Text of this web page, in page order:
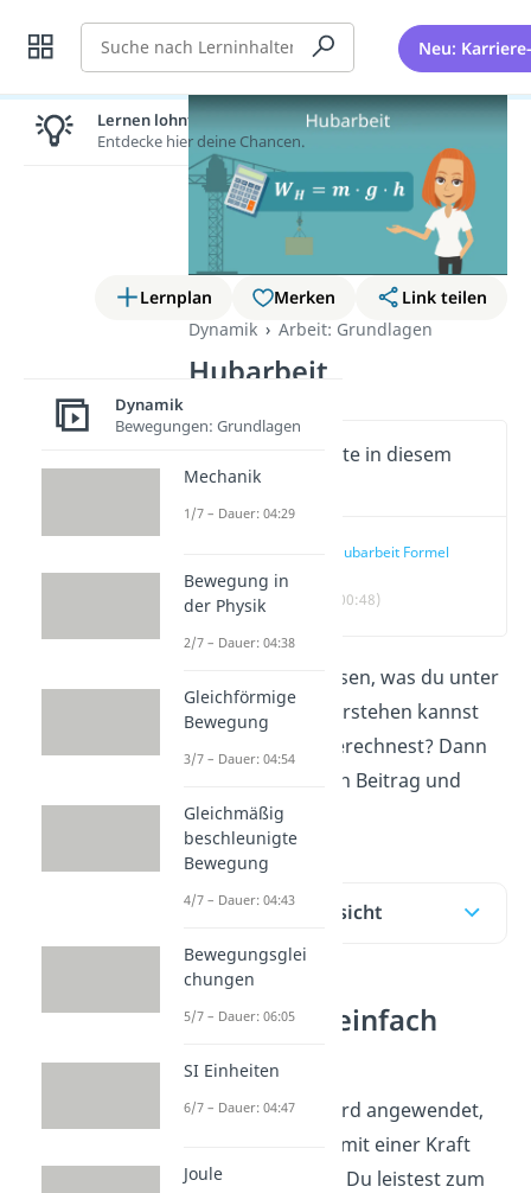
Suche Neu:
Lernplan Merken
Link teilen
Dynamik
Arbeit: Grundlagen
Hubarbeit
Wichtige Inhalte in diesem
Video
Hubarbeit Formel
(00:48)
Du möchtest wissen, was du unter
derHubarbeit
verstehen kannst
und wie du sie berechnest? Dann
schau dir unseren Beitrag und
unserVideo
Inhaltsübersicht
Hubarbeit einfach
DieHubarbeit
wird angewendet,
wenn ein Objekt mit einer Kraft
angehoben
wird. Du leistest zum
Lernen lohnt sich!
Entdecke hier deine Chancen.
Dynamik
Bewegungen: Grundlagen
Mechanik
1/7 – Dauer: 04:29
Bewegung in
der Physik
2/7 – Dauer: 04:38
Gleichförmige
Bewegung
3/7 – Dauer: 04:54
Gleichmäßig
beschleunigte
Bewegung
4/7 – Dauer: 04:43
Bewegungsglei
chungen
5/7 – Dauer: 06:05
SI Einheiten
6/7 – Dauer: 04:47
Joule